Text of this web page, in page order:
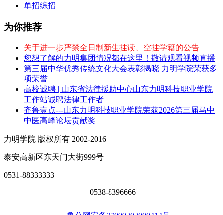
单招综招
为你推荐
关于进一步严禁全日制新生挂读、空挂学籍的公告
您想了解的力明集团情况都在这里！敬请观看视频直播
第三届中华优秀传统文化大会表彰揭晓 力明学院荣获多
项荣誉
高校诚聘 | 山东省法律援助中心山东力明科技职业学院
工作站诚聘法律工作者
齐鲁壹点---山东力明科技职业学院荣获2026第三届马中
中医高峰论坛贡献奖
力明学院 版权所有 2002-2016
泰安高新区东天门大街999号
0531-88333333
0538-8396666